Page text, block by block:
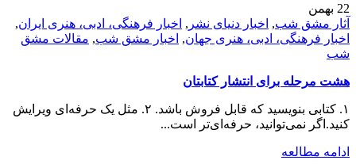
22 بهمن
آثار مشق شب, اخبار دنیای نشر , اخبار فرهنگی، ادبی، هنری ایران,
اخبار فرهنگی، ادبی، هنری جهان, اخبار مشق شب, مقالات مشق
شب
هشت مرحله برای انتشار کتابتان
۱. کتابی بنویسید که قابل فروش باشد. ۲. مثل یک حرفه‌ای ویرایش
کنید.اگر نمی‌توانید، حرفه‎‌ای‌تر است...
ادامه مطالعه